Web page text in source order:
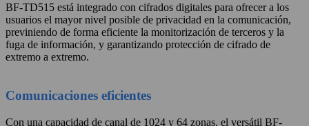
BF-TD515 está integrado con cifrados digitales para ofrecer a los
usuarios el mayor nivel posible de privacidad en la comunicación,
previniendo de forma eficiente la monitorización de terceros y la
fuga de información, y garantizando protección de cifrado de
extremo a extremo.
Comunicaciones eficientes
Con una capacidad de canal de 1024 y 64 zonas, el versátil BF-